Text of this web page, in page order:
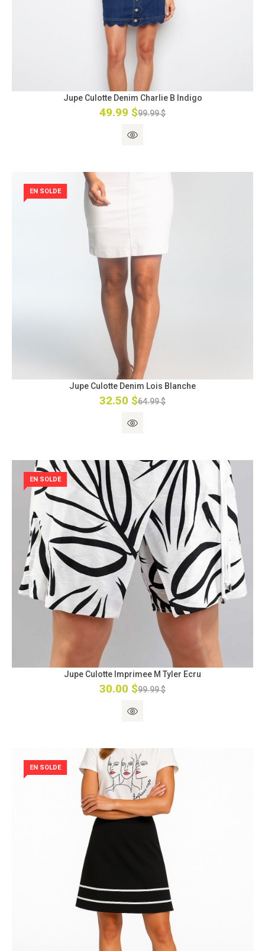
Jupe Culotte Denim Charlie B Indigo
49.99 $99.99 $
EN SOLDE
Jupe Culotte Denim Lois Blanche
32.50 $64.99 $
EN SOLDE
Jupe Culotte Imprimee M Tyler Ecru
30.00 $99.99 $
EN SOLDE